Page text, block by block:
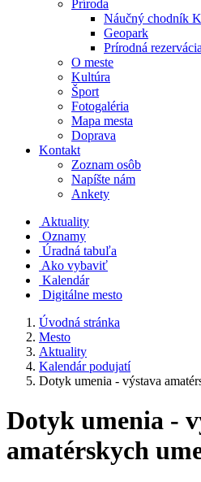
Príroda
Náučný chodník
Geopark
Prírodná
O meste
Kultúra
Šport
Fotogaléria
Mapa mesta
Doprava
Kontakt
Zoznam osôb
Napíšte nám
Ankety
Aktuality
Oznamy
Úradná tabuľa
Ako vybaviť
Kalendár
Digitálne mesto
Úvodná stránka
Mesto
Aktuality
Kalendár podujatí
Dotyk umenia - výstava
Dotyk umenia -
amatérskych